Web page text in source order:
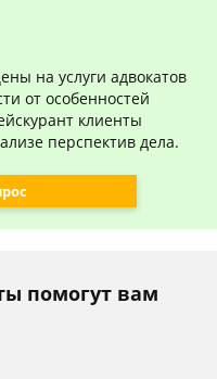
на услуги адвокатов
от особенностей
клиенты
перспектив дела.
помогут вам